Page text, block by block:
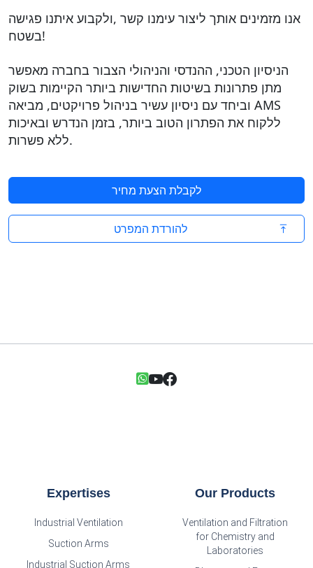
אנו מזמינים אותך ליצור עימנו קשר ,ולקבוע איתנו פגישה
בשטח!
הניסיון הטכני, ההנדסי והניהולי הצבור בחברה מאפשר
מתן פתרונות בשיטות החדישות ביותר הקיימות בשוק
וביחד עם ניסיון עשיר בניהול פרויקטים, מביאה AMS
ללקוח את הפתרון הטוב ביותר, בזמן הנדרש ובאיכות
ללא פשרות.
לקבלת הצעת מחיר
להורדת המפרט
Expertises
Industrial Ventilation
Suction Arms
Industrial Suction Arms
Our Products
Ventilation and Filtration
for Chemistry and
Laboratories